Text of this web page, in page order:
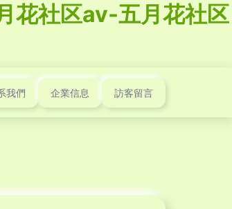
花社区av-五月花社区
我們 企業信息 訪客留言